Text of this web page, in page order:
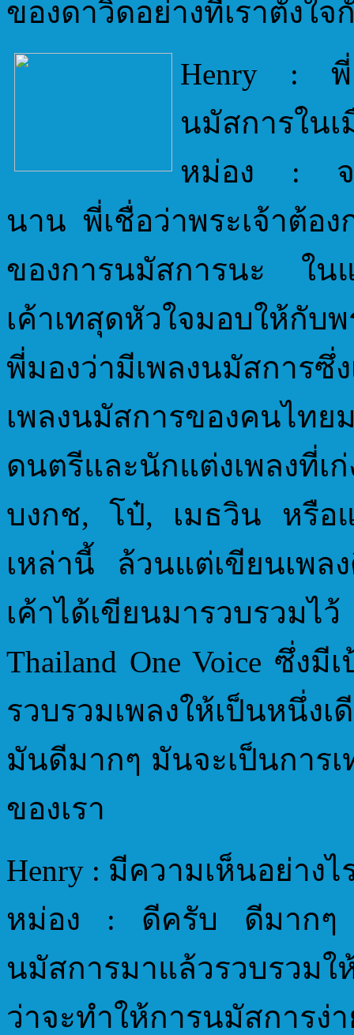
ของดาวิดอย่างที่เราตั้งใจ
Henry : พี่เ
นมัสการในเ
หม่อง : จา
นาน พี่เชื่อว่าพระเจ้าต้อง
ของการนมัสการนะ ในแ
เค้าเทสุดหัวใจมอบให้กับ
พี่มองว่ามีเพลงนมัสการซึ่
เพลงนมัสการของคนไท
ดนตรีและนักแต่งเพลงที่
บงกช, โป๋, เมธวิน หรือ
เหล่านี้ ล้วนแต่เขียนเพ
เค้าได้เขียนมารวบรวม
Thailand One Voice ซึ่งมี
รวบรวมเพลงให้เป็นหนึ่
มันดีมากๆ มันจะเป็นการเ
ของเรา
Henry : มีความเห็นอย่าง
หม่อง : ดีครับ ดีมากๆ เ
นมัสการมาแล้วรวบรวมใ
ว่าจะทำให้การนมัสกา